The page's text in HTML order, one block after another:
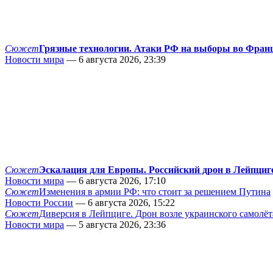
СюжетГрязные технологии. Атаки РФ на выборы во
Новости мира — 6 августа 2026, 23:39
СюжетЭскалация для Европы. Российский дрон в
Новости мира — 6 августа 2026, 17:10
СюжетИзменения в армии РФ: что стоит за решением Путина
Новости России — 6 августа 2026, 15:22
СюжетДиверсия в Лейпциге. Дрон возле украинского
Новости мира — 5 августа 2026, 23:36